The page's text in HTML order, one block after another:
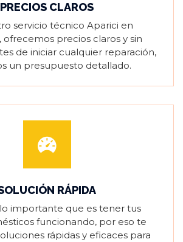
PRECIOS CLAROS
servicio técnico Aparici en
ofrecemos precios claros y sin
de iniciar cualquier reparación,
un presupuesto detallado.
RÁPIDA
importante que es tener tus
funcionando, por eso te
rápidas y eficaces para